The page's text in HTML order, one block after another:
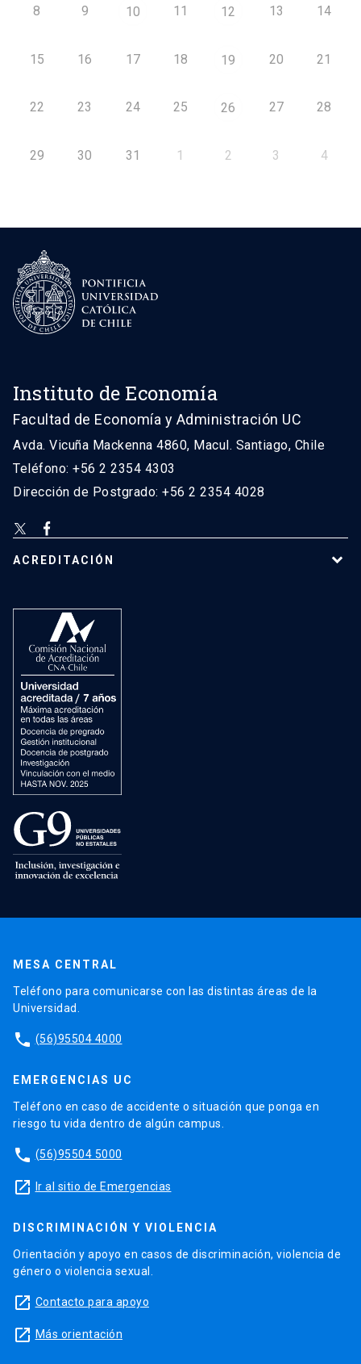
8 9 10 11 12 13 14
15 16 17 18 19 20 21
22 23 24 25 26 27 28
29 30 31 1 2 3 4
Instituto de Economía
Facultad de Economía y Administración UC
Avda. Vicuña Mackenna 4860, Macul. Santiago, Chile
Teléfono: +56 2 2354 4303
Dirección de Postgrado: +56 2 2354 4028
ACREDITACIÓN
MESA CENTRAL
Teléfono para comunicarse con las distintas áreas de la
Universidad.
phone (56)95504 4000
EMERGENCIAS UC
Teléfono en caso de accidente o situación que ponga en
riesgo tu vida dentro de algún campus.
phone (56)95504 5000
launch Ir al sitio de Emergencias
DISCRIMINACIÓN Y VIOLENCIA
Orientación y apoyo en casos de discriminación, violencia de
género o violencia sexual.
launch Contacto para apoyo
launch Más orientación